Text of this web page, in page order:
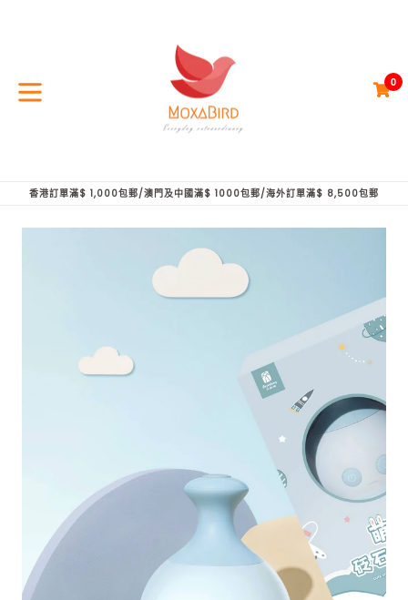
中......
0
香港訂單滿$ 1,000包郵/澳門及中國滿$ 1000包郵/海外訂單滿$ 8,500包郵